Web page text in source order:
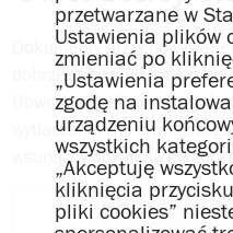
Dokumenty
dobrze zabezpieczone
Obwoluty herlitz mogą być
wytłaczane. Dla
wsunąć w obwolutę od
przetwarzane w
Ustawienia plików
zmieniać po
„Ustawienia
zgodę na
urządzeniu
wszystkich
„Akceptuję
kliknięcia
pliki cookies”